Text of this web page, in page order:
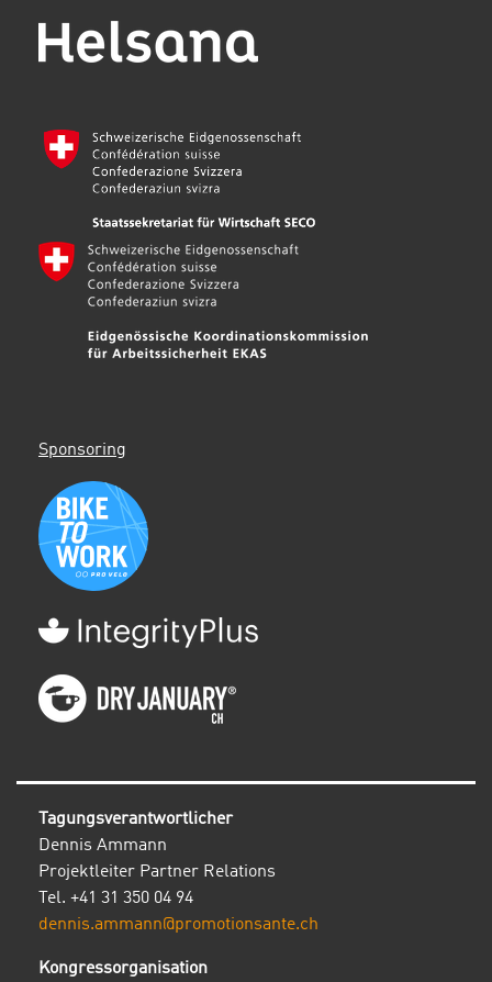
Sponsoring
Tagungsverantwortlicher
Dennis Ammann
Projektleiter Partner Relations
Tel. +41 31 350 04 94
dennis.ammann@promotionsante.ch
Kongressorganisation